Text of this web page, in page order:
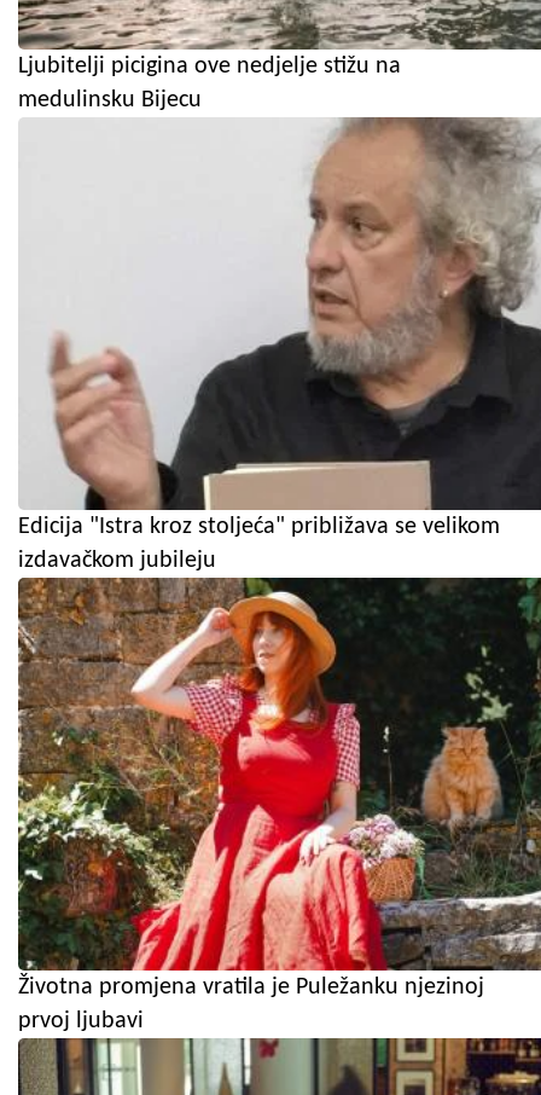
Ljubitelji picigina ove nedjelje stižu na
medulinsku Bijecu
Edicija "Istra kroz stoljeća" približava se velikom
izdavačkom jubileju
Životna promjena vratila je Puležanku njezinoj
prvoj ljubavi